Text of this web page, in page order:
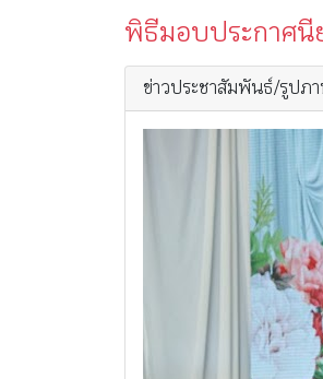
พิธีมอบประกาศนี
ข่าวประชาสัมพันธ์/รูปภ